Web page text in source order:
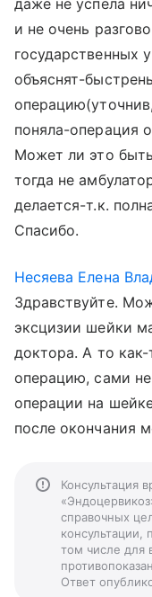
даже не успела
и не очень
государственных
объяснят-
поняла-операция
Может ли это
тогда не
делается-т.к.
Спасибо.
Несяева Елена
Здравствуйте.
эксцизии шейки
доктора. А то
операцию, сами
операции на
после окончания
Консультация
справочных
консультации,
том числе для
Ответ